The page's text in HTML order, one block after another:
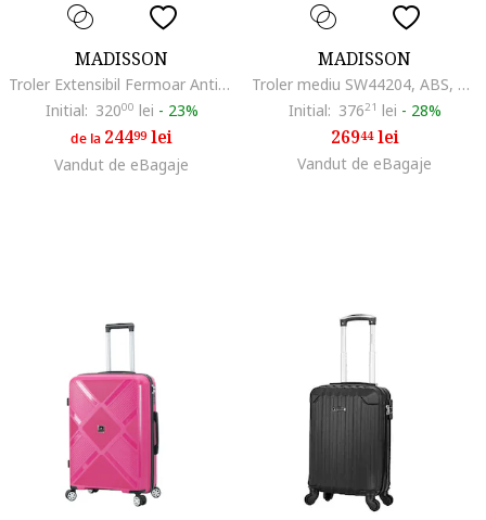
MADISSON
Troler Extensibil Fermoar Antifurt, Policarbonat, SW65203, Roz
Initial: 32000 lei - 23%
de la 24499lei
Vandut de eBagaje
MADISSON
Troler mediu SW44204, ABS, 4 roti, cifru, 66 cm, argintiu
Initial: 37621 lei - 28%
26944lei
Vandut de eBagaje